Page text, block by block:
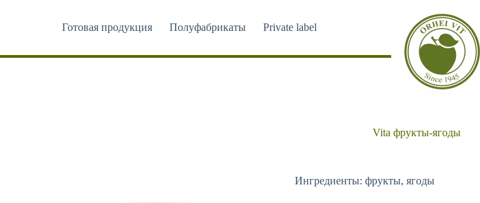
Готовая продукция Полуфабрикаты Private label
Vita фрукты-ягоды
Ингредиенты: фрукты, ягоды